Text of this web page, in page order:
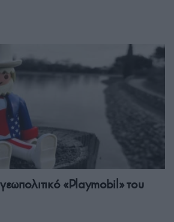
«Playmobil» του